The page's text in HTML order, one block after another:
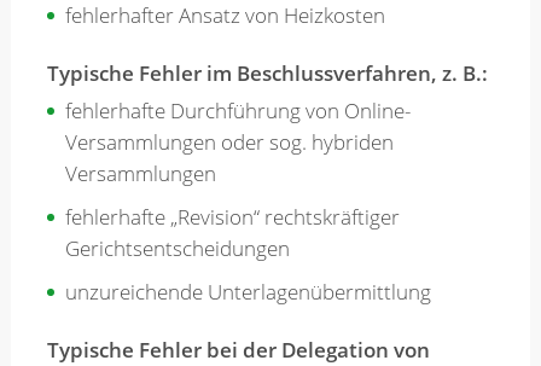
fehlerhafter Ansatz von Heizkosten
Typische Fehler im Beschlussverfahren, z. B.:
fehlerhafte Durchführung von Online-
Versammlungen oder sog. hybriden
Versammlungen
fehlerhafte „Revision“ rechtskräftiger
Gerichtsentscheidungen
unzureichende Unterlagenübermittlung
Typische Fehler bei der Delegation von